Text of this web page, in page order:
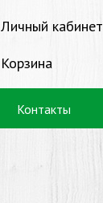
Личный кабинет
Корзина
Контакты